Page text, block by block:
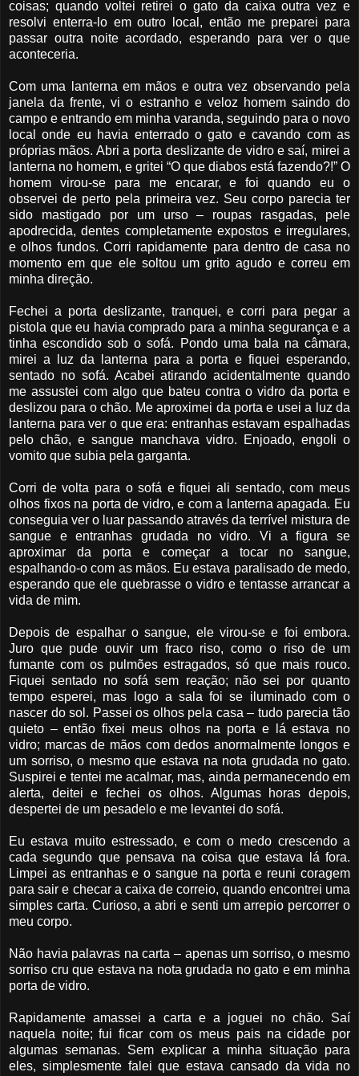
coisas; quando voltei retirei o gato da caixa outra vez e
resolvi enterra-lo em outro local, então me preparei para
passar outra noite acordado, esperando para ver o que
aconteceria.
Com uma lanterna em mãos e outra vez observando pela
janela da frente, vi o estranho e veloz homem saindo do
campo e entrando em minha varanda, seguindo para o novo
local onde eu havia enterrado o gato e cavando com as
próprias mãos. Abri a porta deslizante de vidro e saí, mirei a
lanterna no homem, e gritei “O que diabos está fazendo?!” O
homem virou-se para me encarar, e foi quando eu o
observei de perto pela primeira vez. Seu corpo parecia ter
sido mastigado por um urso – roupas rasgadas, pele
apodrecida, dentes completamente expostos e irregulares,
e olhos fundos. Corri rapidamente para dentro de casa no
momento em que ele soltou um grito agudo e correu em
minha direção.
Fechei a porta deslizante, tranquei, e corri para pegar a
pistola que eu havia comprado para a minha segurança e a
tinha escondido sob o sofá. Pondo uma bala na câmara,
mirei a luz da lanterna para a porta e fiquei esperando,
sentado no sofá. Acabei atirando acidentalmente quando
me assustei com algo que bateu contra o vidro da porta e
deslizou para o chão. Me aproximei da porta e usei a luz da
lanterna para ver o que era: entranhas estavam espalhadas
pelo chão, e sangue manchava vidro. Enjoado, engoli o
vomito que subia pela garganta.
Corri de volta para o sofá e fiquei ali sentado, com meus
olhos fixos na porta de vidro, e com a lanterna apagada. Eu
conseguia ver o luar passando através da terrível mistura de
sangue e entranhas grudada no vidro. Vi a figura se
aproximar da porta e começar a tocar no sangue,
espalhando-o com as mãos. Eu estava paralisado de medo,
esperando que ele quebrasse o vidro e tentasse arrancar a
vida de mim.
Depois de espalhar o sangue, ele virou-se e foi embora.
Juro que pude ouvir um fraco riso, como o riso de um
fumante com os pulmões estragados, só que mais rouco.
Fiquei sentado no sofá sem reação; não sei por quanto
tempo esperei, mas logo a sala foi se iluminado com o
nascer do sol. Passei os olhos pela casa – tudo parecia tão
quieto – então fixei meus olhos na porta e lá estava no
vidro; marcas de mãos com dedos anormalmente longos e
um sorriso, o mesmo que estava na nota grudada no gato.
Suspirei e tentei me acalmar, mas, ainda permanecendo em
alerta, deitei e fechei os olhos. Algumas horas depois,
despertei de um pesadelo e me levantei do sofá.
Eu estava muito estressado, e com o medo crescendo a
cada segundo que pensava na coisa que estava lá fora.
Limpei as entranhas e o sangue na porta e reuni coragem
para sair e checar a caixa de correio, quando encontrei uma
simples carta. Curioso, a abri e senti um arrepio percorrer o
meu corpo.
Não havia palavras na carta – apenas um sorriso, o mesmo
sorriso cru que estava na nota grudada no gato e em minha
porta de vidro.
Rapidamente amassei a carta e a joguei no chão. Saí
naquela noite; fui ficar com os meus pais na cidade por
algumas semanas. Sem explicar a minha situação para
eles, simplesmente falei que estava cansado da vida no